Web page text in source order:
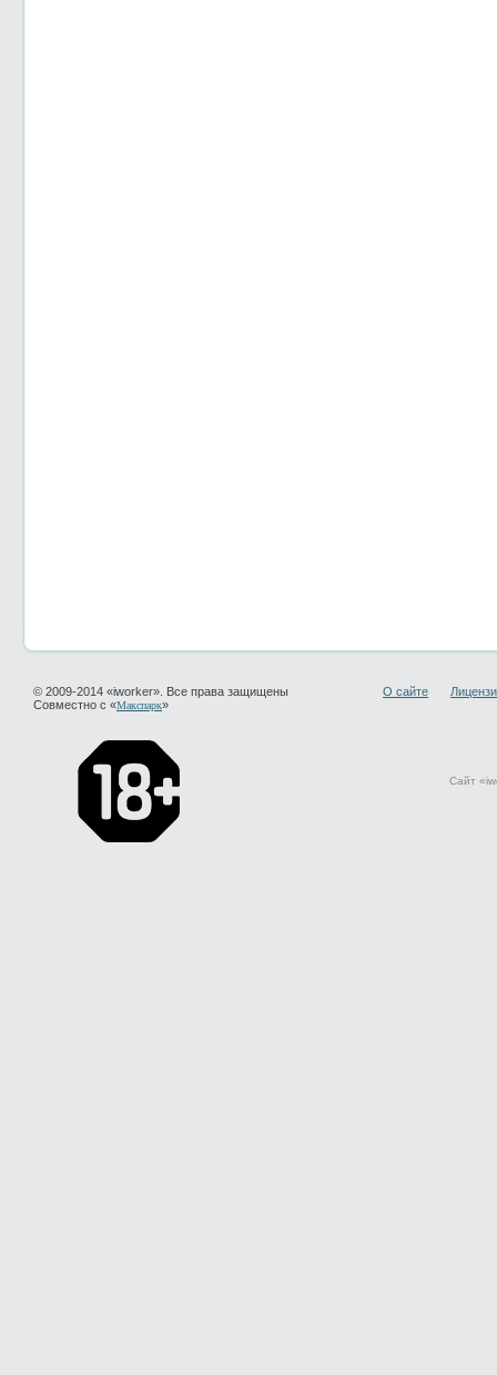
© 2009-2014 «iworker». Все права защищены
Совместно с «Макспарк»
О сайте
Сайт